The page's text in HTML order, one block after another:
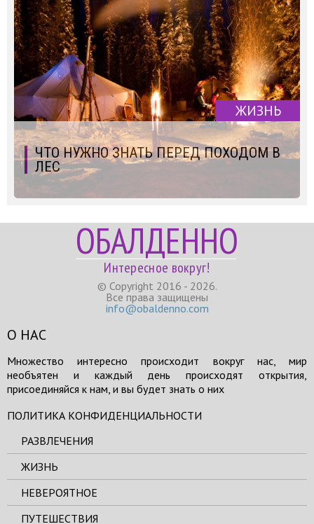
ЖИЗНЬ
ЧТО НУЖНО ЗНАТЬ ПЕРЕД ПОХОДОМ В
ЛЕС
ОБАЛДЕННО
Интересное вокруг!
© Copyright 2016 - 2026.
Все права защищены
info@obaldenno.com
О НАС
Множество интересно происходит вокруг нас, мир
необъятен и каждый день происходят открытия,
присоединяйся к нам, и вы будет знать о них
ПОЛИТИКА КОНФИДЕНЦИАЛЬНОСТИ
РАЗВЛЕЧЕНИЯ
ЖИЗНЬ
НЕВЕРОЯТНОЕ
ПУТЕШЕСТВИЯ